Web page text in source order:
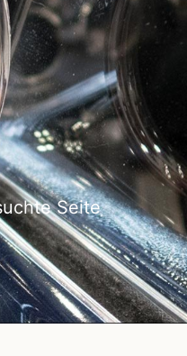
Seite